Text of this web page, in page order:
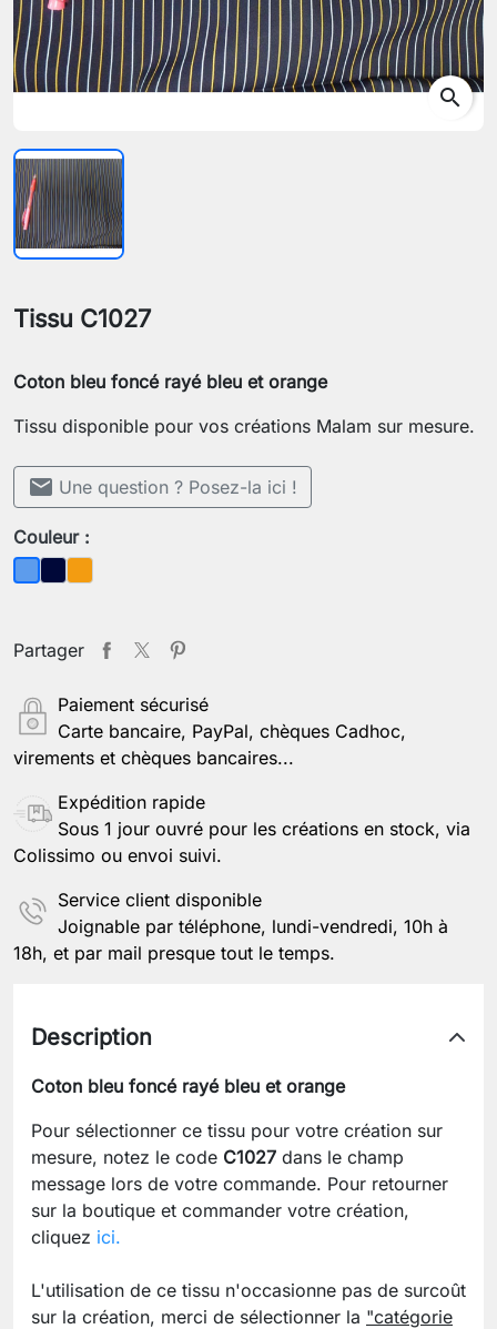
search
Tissu C1027
Coton bleu foncé rayé bleu et orange
Tissu disponible pour vos créations Malam sur mesure.
mail Une question ? Posez-la ici !
Couleur :
BleuBleu foncé
Orange
Partager
Paiement sécurisé
Carte bancaire, PayPal, chèques Cadhoc,
virements et chèques bancaires...
Expédition rapide
Sous 1 jour ouvré pour les créations en stock, via
Colissimo ou envoi suivi.
Service client disponible
Joignable par téléphone, lundi-vendredi, 10h à
18h, et par mail presque tout le temps.
Description
Coton bleu foncé rayé bleu et orange
Pour sélectionner ce tissu pour votre création sur
mesure, notez le code C1027 dans le champ
message lors de votre commande. Pour retourner
sur la boutique et commander votre création,
cliquez ici.
L'utilisation de ce tissu n'occasionne pas de surcoût
sur la création, merci de sélectionner la "catégorie